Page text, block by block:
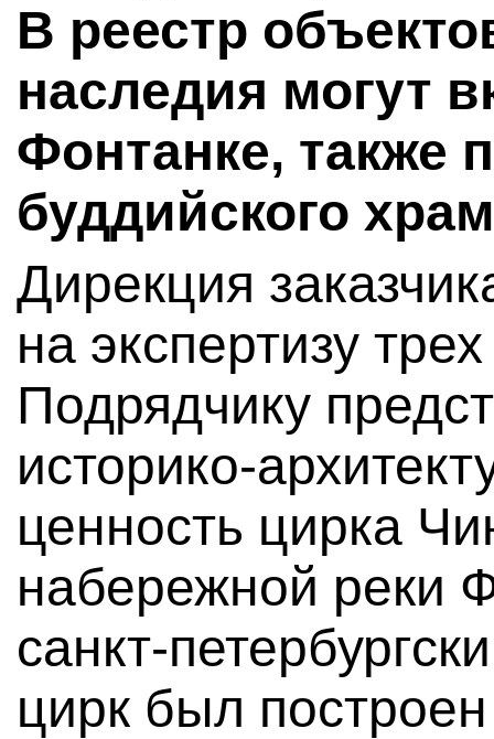
В реестр
наследия могут
Фонтанке, также
буддийского
Дирекция
на экспертизу
Подрядчику
историко-
ценность цирка
набережной реки
санкт-
цирк был